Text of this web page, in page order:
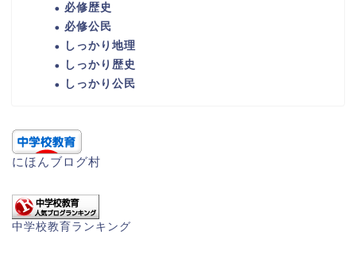
必修歴史
必修公民
しっかり地理
しっかり歴史
しっかり公民
にほんブログ村
中学校教育ランキング